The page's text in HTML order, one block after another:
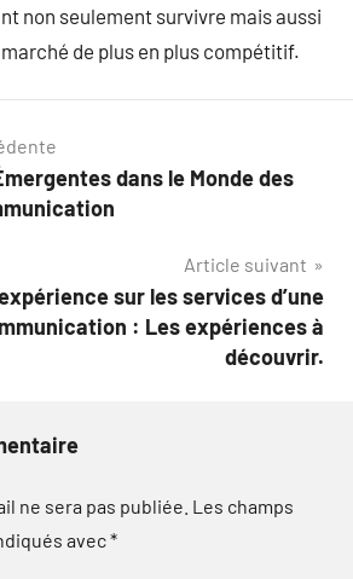
non seulement survivre mais aussi
de plus en plus compétitif.
dans le Monde des
Article suivant
sur les services d’une
: Les expériences à
découvrir.
ne sera pas publiée. Les champs
avec*